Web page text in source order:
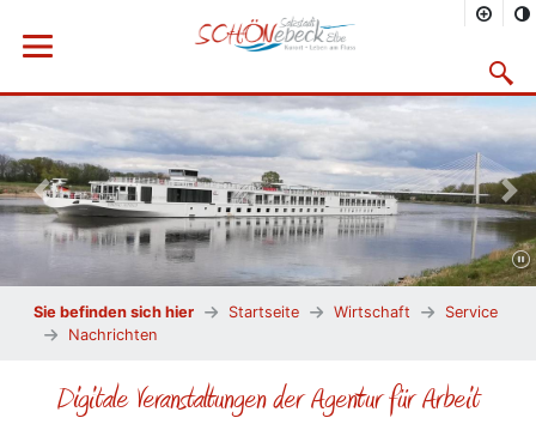
Menü öffnen
Vorheriges Bild
Sie befinden sich hier Startseite Wirtschaft
Service
Nachrichten
Digitale Veranstaltungen der Agentur für Arbeit